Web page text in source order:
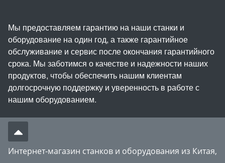
Мы предоставляем гарантию на наши станки и
оборудование на один год, а также гарантийное
обслуживание и сервис после окончания гарантийного
срока. Мы заботимся о качестве и надежности наших
продуктов, чтобы обеспечить нашим клиентам
долгосрочную поддержку и уверенность в работе с
нашим оборудованием.
Интернет-магазин станков и оборудования из Китая,